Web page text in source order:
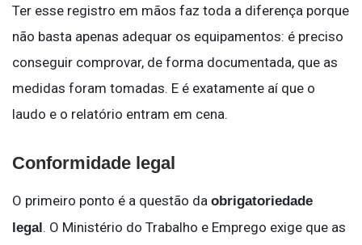
Ter esse registro em mãos faz toda a diferença porque
não basta apenas adequar os equipamentos: é preciso
conseguir comprovar, de forma documentada, que as
medidas foram tomadas. E é exatamente aí que o
laudo e o relatório entram em cena.
Conformidade legal
O primeiro ponto é a questão da obrigatoriedade
legal. O Ministério do Trabalho e Emprego exige que as